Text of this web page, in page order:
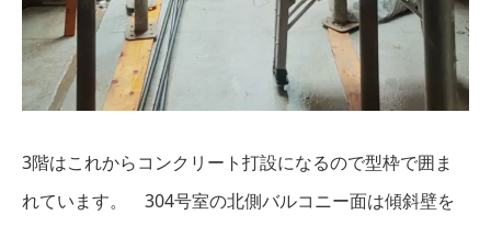
3階はこれからコンクリート打設になるので型枠で囲ま
れています。 304号室の北側バルコニー面は傾斜壁を